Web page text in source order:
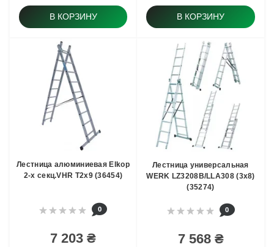
В КОРЗИНУ В КОРЗИНУ
Лестница алюминиевая Elkop
2-х секц.VHR T2x9 (36454)
0
7 203 ₴
Лестница универсальная
WERK LZ3208B/LLA308 (3х8)
(35274)
0
7 568 ₴